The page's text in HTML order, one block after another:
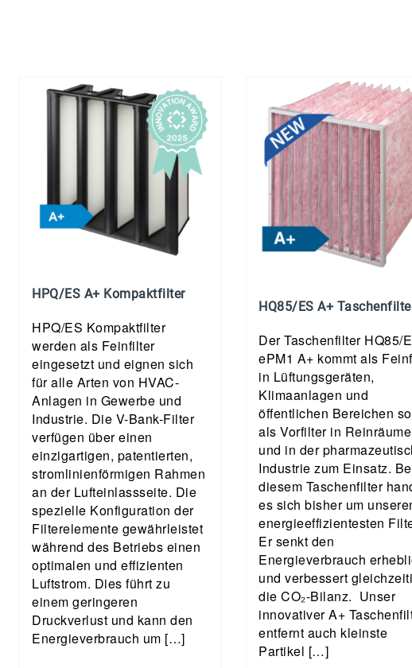
HPQ/ES A+ Kompaktfilter
HPQ/ES Kompaktfilter
werden als Feinfilter
eingesetzt und eignen sich
für alle Arten von HVAC-
Anlagen in Gewerbe und
Industrie. Die V-Bank-Filter
verfügen über einen
einzigartigen, patentierten,
stromlinienförmigen Rahmen
an der Lufteinlassseite. Die
spezielle Konfiguration der
Filterelemente gewährleistet
während des Betriebs einen
optimalen und effizienten
Luftstrom. Dies führt zu
einem geringeren
Druckverlust und kann den
Energieverbrauch um […]
HQ85/ES A+
Der Taschenfilter HQ85/
ePM1 A+ kommt als
in Lüftungsgeräten,
Klimaanlagen und
öffentlichen Bereichen
als Vorfilter in
und in der
Industrie zum Einsatz.
diesem Taschenfilter
es sich bisher um
energieeffizientesten
Er senkt den
Energieverbrauch
und verbessert
die CO₂-Bilanz. Unser
innovativer A+
entfernt auch kleinste
Partikel […]